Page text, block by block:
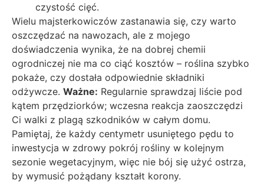
czystość cięć.
Wielu majsterkowiczów zastanawia się, czy warto
oszczędzać na nawozach, ale z mojego
doświadczenia wynika, że na dobrej chemii
ogrodniczej nie ma co ciąć kosztów – roślina szybko
pokaże, czy dostała odpowiednie składniki
odżywcze. Ważne: Regularnie sprawdzaj liście pod
kątem przędziorków; wczesna reakcja zaoszczędzi
Ci walki z plagą szkodników w całym domu.
Pamiętaj, że każdy centymetr usuniętego pędu to
inwestycja w zdrowy pokrój rośliny w kolejnym
sezonie wegetacyjnym, więc nie bój się użyć ostrza,
by wymusić pożądany kształt korony.